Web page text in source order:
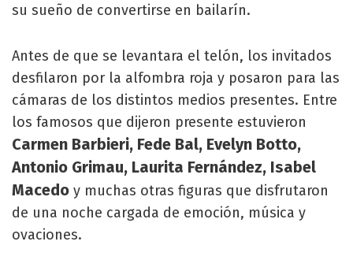
su sueño de convertirse en bailarín.
Antes de que se levantara el telón, los invitados
desfilaron por la alfombra roja y posaron para las
cámaras de los distintos medios presentes. Entre
los famosos que dijeron presente estuvieron
Carmen Barbieri, Fede Bal, Evelyn Botto,
Antonio Grimau, Laurita Fernández, Isabel
Macedo y muchas otras figuras que disfrutaron
de una noche cargada de emoción, música y
ovaciones.